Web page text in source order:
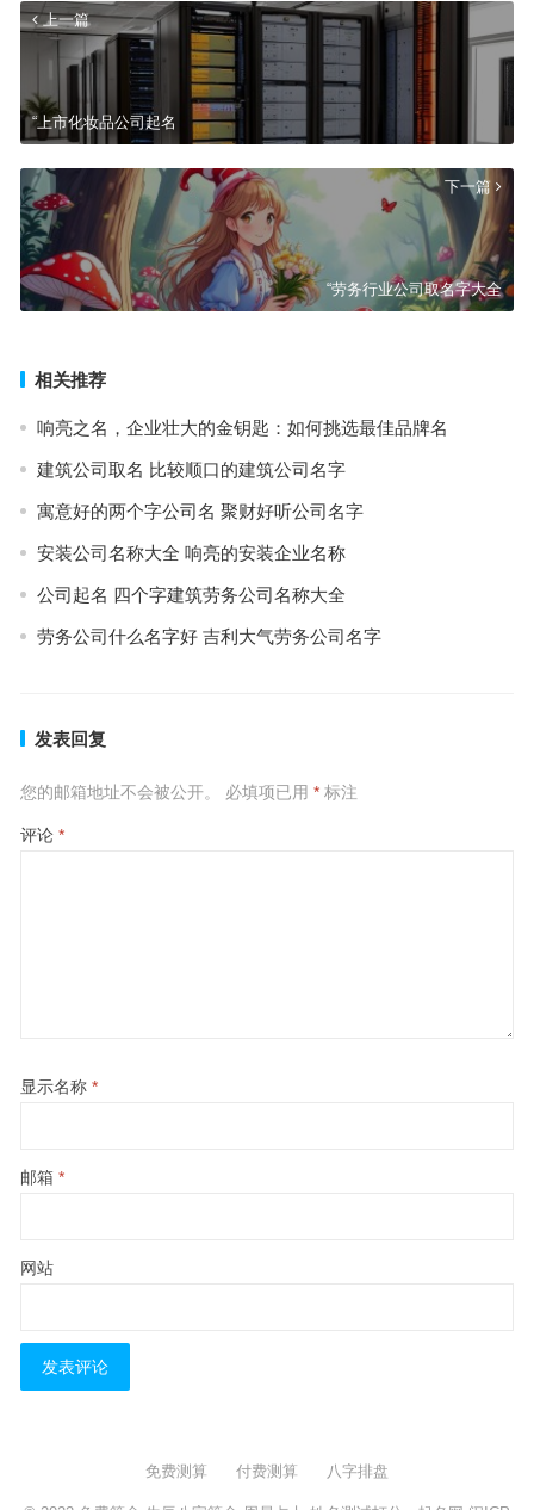
上一篇
“上市化妆品公司起名
下一篇
“劳务行业公司取名字大全
相关推荐
响亮之名，企业壮大的金钥匙：如何挑选最佳品牌名
建筑公司取名 比较顺口的建筑公司名字
寓意好的两个字公司名 聚财好听公司名字
安装公司名称大全 响亮的安装企业名称
公司起名 四个字建筑劳务公司名称大全
劳务公司什么名字好 吉利大气劳务公司名字
发表回复
您的邮箱地址不会被公开。 必填项已用 *标注
评论 *
显示名称 *
邮箱 *
网站
免费测算 付费测算 八字排盘